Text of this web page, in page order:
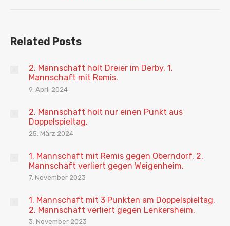
Related Posts
2. Mannschaft holt Dreier im Derby. 1.
Mannschaft mit Remis.
9. April 2024
2. Mannschaft holt nur einen Punkt aus
Doppelspieltag.
25. März 2024
1. Mannschaft mit Remis gegen Oberndorf. 2.
Mannschaft verliert gegen Weigenheim.
7. November 2023
1. Mannschaft mit 3 Punkten am Doppelspieltag.
2. Mannschaft verliert gegen Lenkersheim.
3. November 2023